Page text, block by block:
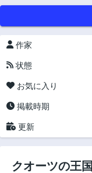
作家
状態
お気に入り
掲載時期
更新
クオーツの王国